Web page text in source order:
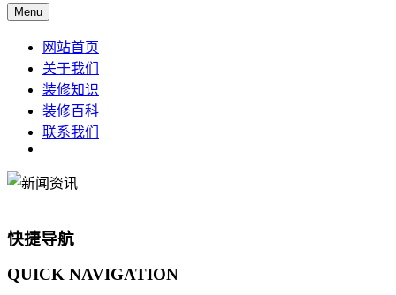
Menu
网站首页
关于我们
装修知识
装修百科
联系我们
快捷导航
QUICK NAVIGATION